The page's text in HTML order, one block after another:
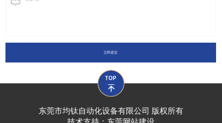
立即提交
东莞市均钛自动化设备有限公司 版权所有